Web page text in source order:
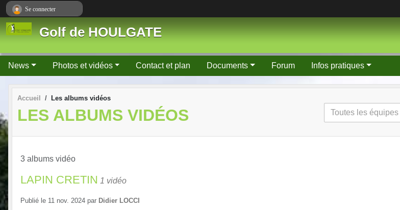
Golf de HOULGATE
News Photos et vidéos Contact et plan Documents Forum Infos pratiques
Accueil Les albums vidéos
LES ALBUMS VIDÉOS
3 albums vidéo
LAPIN CRETIN 1 vidéo
Publié le 11 nov. 2024 par Didier LOCCI
Se connecter
Panneau de gestion des cookies